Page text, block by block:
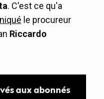
. C'est ce qu'a
le procureur
Riccardo
aux abonnés